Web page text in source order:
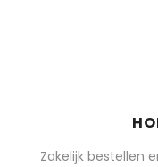
Zakelijk bestellen